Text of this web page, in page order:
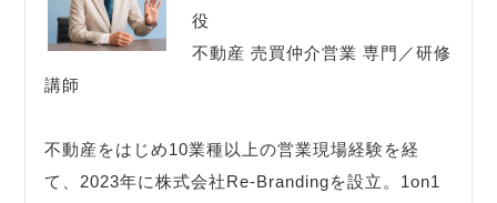
役
不動産 売買仲介営業 専門／研修
講師
不動産をはじめ10業種以上の営業現場経験を経
て、2023年に株式会社Re-Brandingを設立。1on1